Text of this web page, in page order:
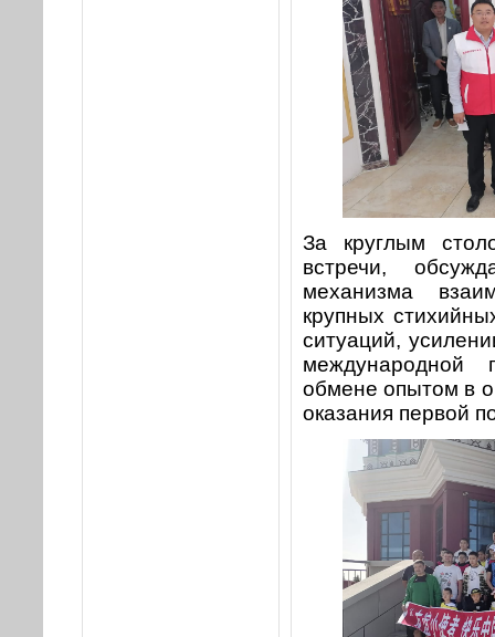
За круглым
встречи,
механизма
крупных
ситуаций,
международной
обмене опытом в
оказания первой